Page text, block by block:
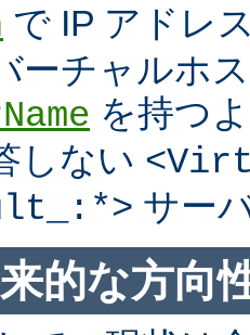
で IP アドレ
ーチャルホ
を持つ
しない
サー
的な方向